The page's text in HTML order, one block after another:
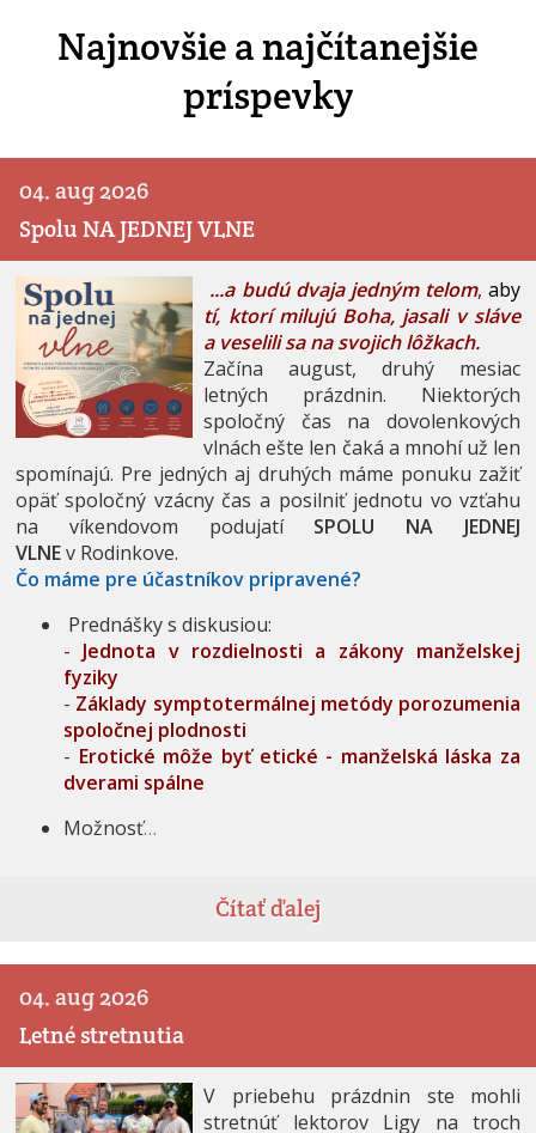
Najnovšie a najčítanejšie
príspevky
04. aug 2026
Spolu NA JEDNEJ VLNE
...a budú dvaja jedným telom,aby
tí, ktorí milujú Boha, jasali v sláve
a veselili sa na svojich lôžkach.
Začína august, druhý mesiac
letných prázdnin. Niektorých
spoločný čas na dovolenkových
vlnách ešte len čaká a mnohí už len
spomínajú. Pre jedných aj druhých máme ponuku zažiť
opäť spoločný vzácny čas a posilniť jednotu vo vzťahu
na víkendovom podujatí SPOLU NA JEDNEJ
VLNEv Rodinkove.
Čo máme pre účastníkov pripravené?
Prednášky s diskusiou:
- Jednota v rozdielnosti a zákony manželskej
fyziky
- Základy symptotermálnej metódy porozumenia
spoločnej plodnosti
- Erotické môže byť etické - manželská láska za
dverami spálne
Možnosť…
Čítať ďalej
04. aug 2026
Letné stretnutia
V priebehu prázdnin ste mohli
stretnúť lektorov Ligy na troch